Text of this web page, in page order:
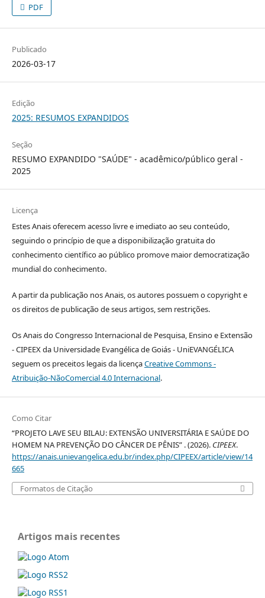
PDF
Publicado
2026-03-17
Edição
2025: RESUMOS EXPANDIDOS
Seção
RESUMO EXPANDIDO "SAÚDE" - acadêmico/público geral -
2025
Licença
Estes Anais oferecem acesso livre e imediato ao seu conteúdo,
seguindo o princípio de que a disponibilização gratuita do
conhecimento científico ao público promove maior democratização
mundial do conhecimento.
A partir da publicação nos Anais, os autores possuem o copyright e
os direitos de publicação de seus artigos, sem restrições.
Os Anais do Congresso Internacional de Pesquisa, Ensino e Extensão
- CIPEEX da Universidade Evangélica de Goiás - UniEVANGÉLICA
seguem os preceitos legais da licençaCreative Commons -
Atribuição-NãoComercial 4.0 Internacional.
Como Citar
“PROJETO LAVE SEU BILAU: EXTENSÃO UNIVERSITÁRIA E SAÚDE DO
HOMEM NA PREVENÇÃO DO CÂNCER DE PÊNIS” . (2026). CIPEEX.
https://anais.unievangelica.edu.br/index.php/CIPEEX/article/view/14
665
Formatos de Citação
Artigos mais recentes